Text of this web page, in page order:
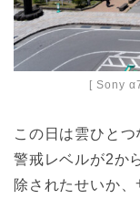
[ Sony
この日は雲ひと
警戒レベルが2か
除されたせいか、